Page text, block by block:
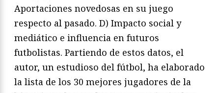
Aportaciones novedosas en su juego
respecto al pasado. D) Impacto social y
mediático e influencia en futuros
futbolistas. Partiendo de estos datos, el
autor, un estudioso del fútbol, ha elaborado
la lista de los 30 mejores jugadores de la